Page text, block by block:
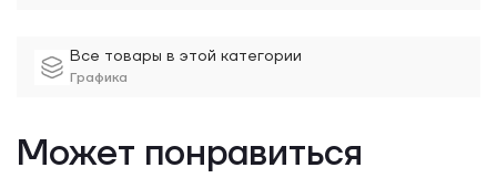
Все товары в этой категории
Графика
Может понравиться